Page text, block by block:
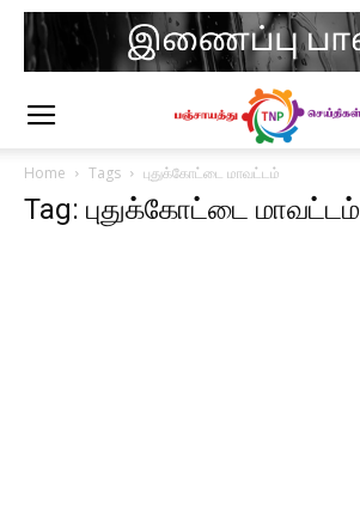
Home Tags புதுக்கோட்டை மாவட்டம்
Tag: புதுக்கோட்டை மாவட்டம்